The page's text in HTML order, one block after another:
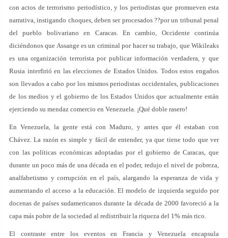
con actos de terrorismo periodístico, y los periodistas que promueven esta
narrativa, instigando choques, deben ser procesados ??por un tribunal penal
del pueblo bolivariano en Caracas. En cambio, Occidente continúa
diciéndonos que Assange es un criminal por hacer su trabajo, que Wikileaks
es una organización terrorista por publicar información verdadera, y que
Rusia interfirió en las elecciones de Estados Unidos. Todos estos engaños
son llevados a cabo por los mismos periodistas occidentales, publicaciones
de los medios y el gobierno de los Estados Unidos que actualmente están
ejerciendo su mendaz comercio en Venezuela. ¡Qué doble rasero!
En Venezuela, la gente está con Maduro, y antes que él estaban con
Chávez. La razón es simple y fácil de entender, ya que tiene todo que ver
con las políticas económicas adoptadas por el gobierno de Caracas, que
durante un poco más de una década en el poder, redujo el nivel de pobreza,
analfabetismo y corrupción en el país, alargando la esperanza de vida y
aumentando el acceso a la educación. El modelo de izquierda seguido por
docenas de países sudamericanos durante la década de 2000 favoreció a la
capa más pobre de la sociedad al redistribuir la riqueza del 1% más rico.
El contraste entre los eventos en Francia y Venezuela encapsula